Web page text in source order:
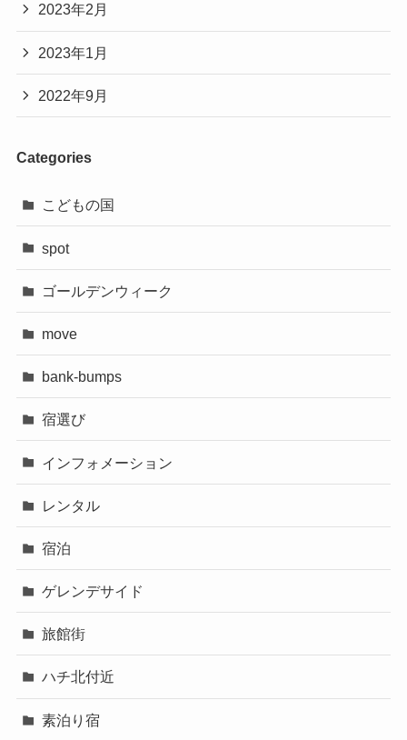
2023年2月
2023年1月
2022年9月
Categories
こどもの国
spot
ゴールデンウィーク
move
bank-bumps
宿選び
インフォメーション
レンタル
宿泊
ゲレンデサイド
旅館街
ハチ北付近
素泊り宿